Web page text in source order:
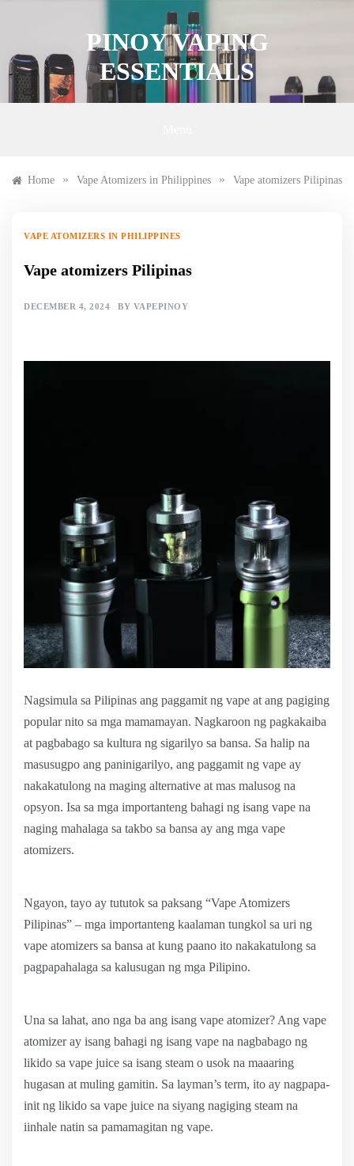
PINOY VAPING
ESSENTIALS
Home » Vape Atomizers in Philippines » Vape atomizers Pilipinas
VAPE ATOMIZERS IN PHILIPPINES
Vape atomizers Pilipinas
DECEMBER 4, 2024 BY VAPEPINOY
Nagsimula sa Pilipinas ang paggamit ng vape at ang pagiging
popular nito sa mga mamamayan. Nagkaroon ng pagkakaiba
at pagbabago sa kultura ng sigarilyo sa bansa. Sa halip na
masusugpo ang paninigarilyo, ang paggamit ng vape ay
nakakatulong na maging alternative at mas malusog na
opsyon. Isa sa mga importanteng bahagi ng isang vape na
naging mahalaga sa takbo sa bansa ay ang mga vape
atomizers.
Ngayon, tayo ay tututok sa paksang “Vape Atomizers
Pilipinas” – mga importanteng kaalaman tungkol sa uri ng
vape atomizers sa bansa at kung paano ito nakakatulong sa
pagpapahalaga sa kalusugan ng mga Pilipino.
Una sa lahat, ano nga ba ang isang vape atomizer? Ang vape
atomizer ay isang bahagi ng isang vape na nagbabago ng
likido sa vape juice sa isang steam o usok na maaaring
hugasan at muling gamitin. Sa layman’s term, ito ay nagpapa-
init ng likido sa vape juice na siyang nagiging steam na
iinhale natin sa pamamagitan ng vape.